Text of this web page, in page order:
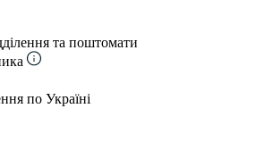
та поштомати
по Україні